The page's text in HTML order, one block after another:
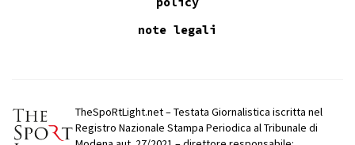
note legali
TheSpoRtLight.net – Testata Giornalistica iscritta nel
Registro Nazionale Stampa Periodica al Tribunale di